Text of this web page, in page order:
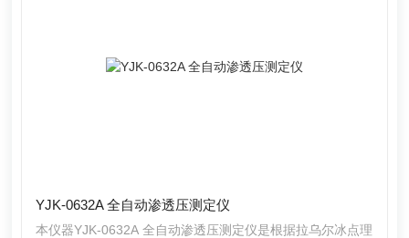
YJK-0632A 全自动渗透压测定仪
本仪器YJK-0632A 全自动渗透压测定仪是根据拉乌尔冰点理